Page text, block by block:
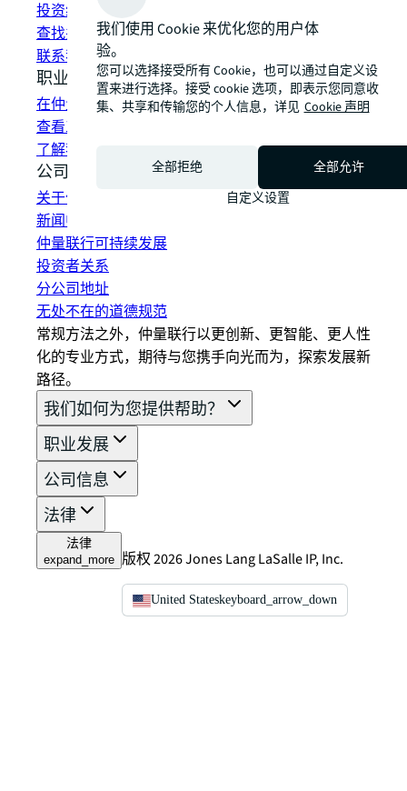
投资组合管理
查找并租赁空间
联系我们
职业发展
在仲量联行工作
查看工作机会
了解我们的员工
公司信息
关于仲量联行
新闻中心
仲量联行可持续发展
投资者关系
分公司地址
无处不在的道德规范
常规方法之外，仲量联行以更创新、更智能、更人性
化的专业方式，期待与您携手向光而为，探索发展新
路径。
我们如何为您提供帮助？
职业发展
公司信息
法律
法律
expand_more 版权 2026 Jones Lang LaSalle IP, Inc.
United Stateskeyboard_arrow_down
我们使用 Cookie 来优化您的用户体
验。
您可以选择接受所有 Cookie，也可以通过自定义设
置来进行选择。接受 cookie 选项，即表示您同意收
集、共享和传输您的个人信息，详见 Cookie 声明
全部拒绝
全部允许
自定义设置